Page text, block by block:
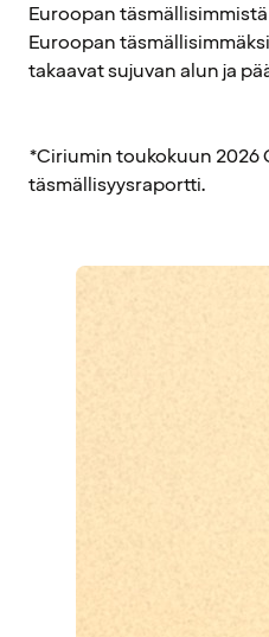
Euroopan
Euroopan
takaavat sujuvan alun ja
*Ciriumin toukokuun 2026
täsmällisyysraportti.